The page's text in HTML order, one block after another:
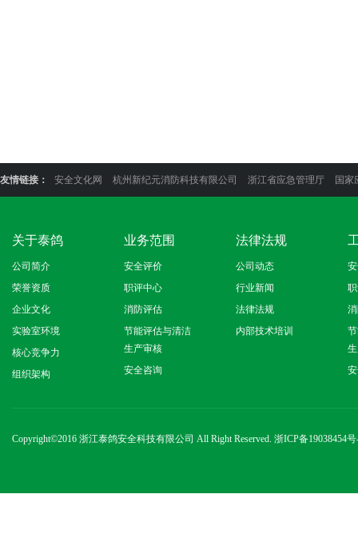
友情链接： 安全文化网 杭州新纪元消防科技有限公司 浙江省应急管理厅 国家
关于泰鸽
公司简介
荣誉资质
企业文化
实验室环境
核心竞争力
组织架构
业务范围
安全评价
职评中心
消防评估
节能评估与清洁
生产审核
安全咨询
法律法规
公司动态
行业新闻
法律法规
内部技术培训
Copyright©2016 浙江泰鸽安全科技有限公司 All Right Reserved. 浙ICP备19038454